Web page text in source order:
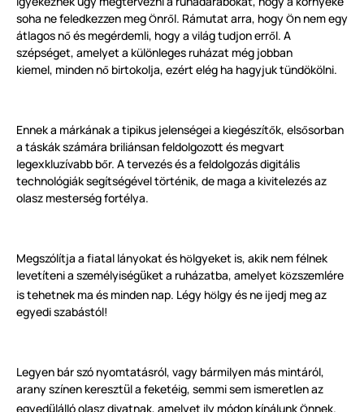
soha ne feledkezzen meg Önről. Rámutat arra, hogy Ön nem egy
átlagos nő és megérdemli, hogy a világ tudjon erről. A
szépséget, amelyet a különleges ruházat még jobban
kiemel, minden nő birtokolja, ezért elég ha hagyjuktündökölni.
Ennek a márkának a tipikus jelenségei a kiegészítők, elsősorban
a táskák számára briliánsan feldolgozott és megvart
legexkluzívabb bőr. A tervezés és a feldolgozás digitális
technológiák segítségével történik, de maga a kivitelezés az
olasz mesterség fortélya.
Megszólítja a fiatal lányokat és hölgyeket is, akik nem félnek
levetíteni a személyiségüket a ruházatba, amelyet közszemlére
is tehetnek ma és minden nap. Légy hölgy és ne ijedj meg az
egyedi szabástól!
Legyen bár szó nyomtatásról, vagy bármilyen más mintáról,
arany színen keresztül a feketéig, semmi sem ismeretlen az
egyed lálló olasz divatnak, amelyet ily módon kínálunk
nnek.